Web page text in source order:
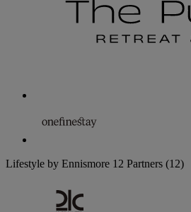
Lifestyle by Ennismore 12 Partners (12)